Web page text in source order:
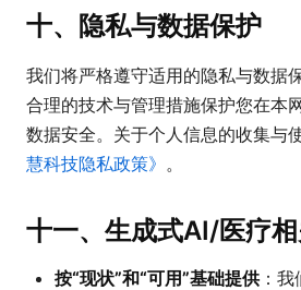
十、隐私与数据保护
我们将严格遵守适用的隐私与数据
合理的技术与管理措施保护您在本
数据安全。关于个人信息的收集与
慧科技隐私政策》 。
十一、生成式AI/医疗
按“现状”和“可用”基础提供：我